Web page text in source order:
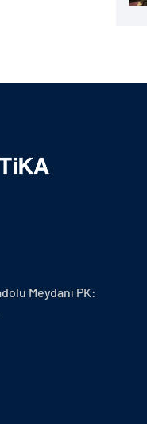
Meydanı PK: